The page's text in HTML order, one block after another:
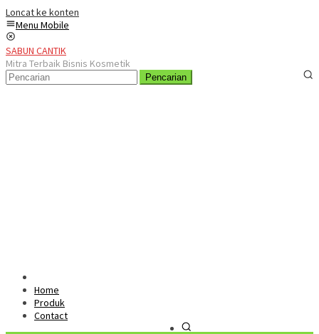
Loncat ke konten
Menu Mobile
SABUN CANTIK
Mitra Terbaik Bisnis Kosmetik
Pencarian
Home
Produk
Contact